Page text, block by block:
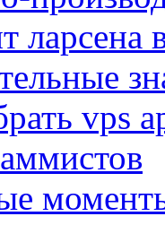
ларсена
vps